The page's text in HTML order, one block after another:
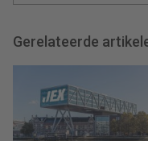
Gerelateerde